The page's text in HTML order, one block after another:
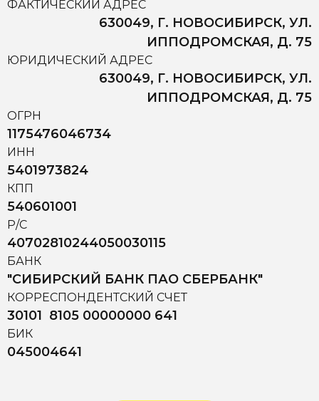
ФАКТИЧЕСКИЙ АДРЕС
630049, Г. НОВОСИБИРСК, УЛ.
ИППОДРОМСКАЯ, Д. 75
ЮРИДИЧЕСКИЙ АДРЕС
630049, Г. НОВОСИБИРСК, УЛ.
ИППОДРОМСКАЯ, Д. 75
ОГРН
1175476046734
ИНН
5401973824
КПП
540601001
Р/С
40702810244050030115
БАНК
"СИБИРСКИЙ БАНК ПАО СБЕРБАНК"
КОРРЕСПОНДЕНТСКИЙ СЧЕТ
30101 8105 00000000 641
БИК
045004641